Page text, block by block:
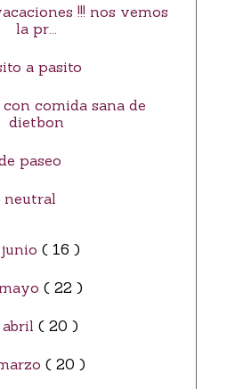
!!! nos vemos
la pr...
a pasito
comida sana de
dietbon
paseo
neutral
junio ( 16 )
( 22 )
abril ( 20 )
( 20 )